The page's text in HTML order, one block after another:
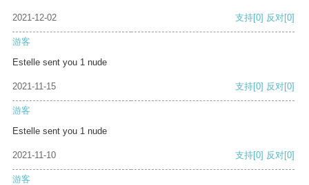
2021-12-02 支持[0] 反对[0]
游客
Estelle sent you 1 nude
2021-11-15 支持[0] 反对[0]
游客
Estelle sent you 1 nude
2021-11-10 支持[0] 反对[0]
游客